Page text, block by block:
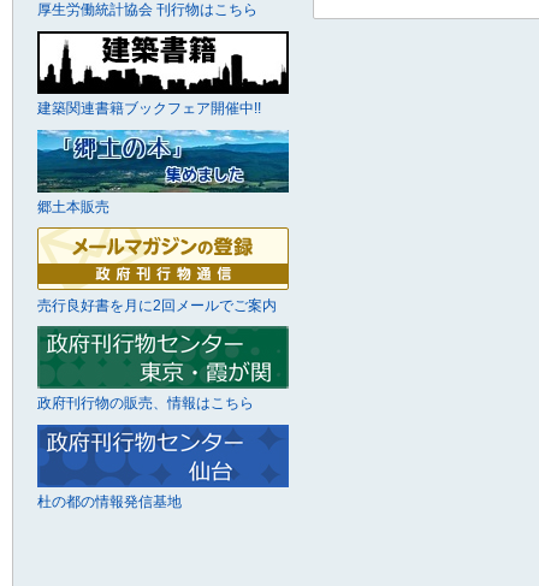
厚生労働統計協会 刊行物はこちら
建築関連書籍ブックフェア開催中!!
郷土本販売
売行良好書を月に2回メールでご案内
政府刊行物の販売、情報はこちら
杜の都の情報発信基地